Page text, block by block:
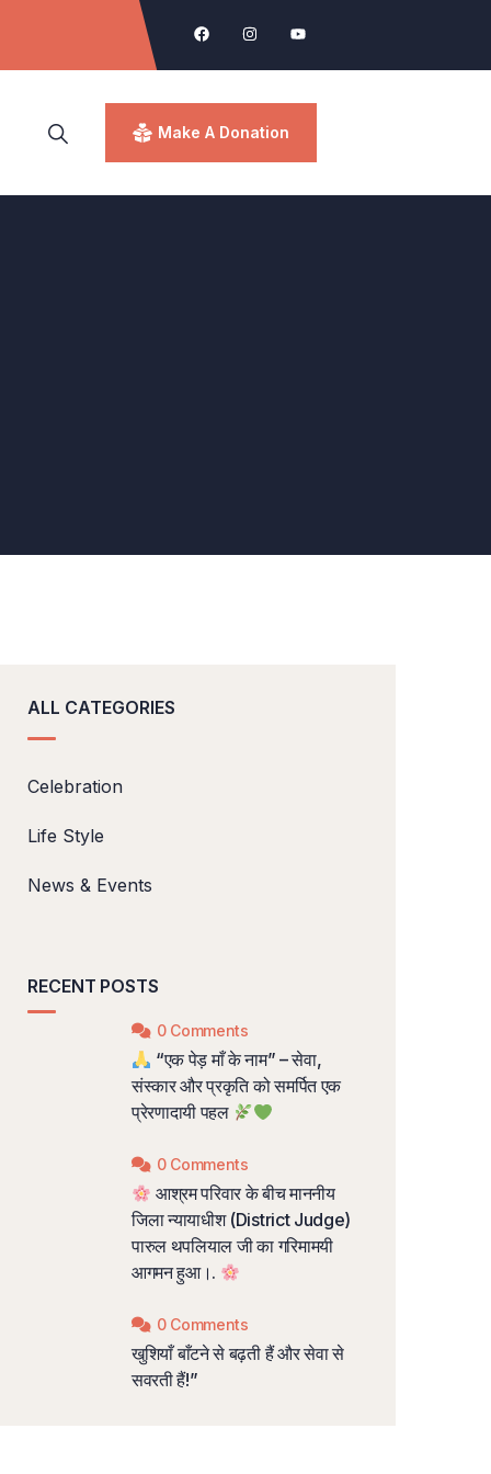
Make A Donation
ALL CATEGORIES
Celebration
Life Style
News & Events
RECENT POSTS
0 Comments
“एक पेड़ माँ के नाम” – सेवा,
संस्कार और प्रकृति को समर्पित एक
प्रेरणादायी पहल
0 Comments
आश्रम परिवार के बीच माननीय
जिला न्यायाधीश (District Judge)
पारुल थपलियाल जी का गरिमामयी
आगमन हुआ।.
0 Comments
खुशियाँ बाँटने से बढ़ती हैं और सेवा से
सवरती हैं!”